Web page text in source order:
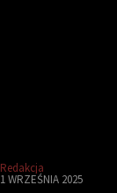
Redakcja
1 WRZEŚNIA 2025